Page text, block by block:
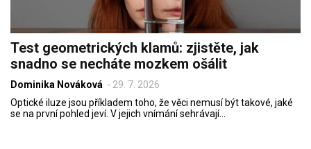
Test geometrických klamů: zjistěte, jak
snadno se necháte mozkem ošálit
Dominika Nováková - 29. 7. 2026
Optické iluze jsou příkladem toho, že věci nemusí být takové, jaké
se na první pohled jeví. V jejich vnímání sehrávají…